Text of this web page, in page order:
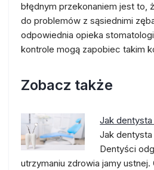
błędnym przekonaniem jest to,
do problemów z sąsiednimi
odpowiednia opieka
kontrole mogą zapobiec takim
Zobacz także
Jak
Jak
Dentyści
utrzymaniu zdrowia jamy